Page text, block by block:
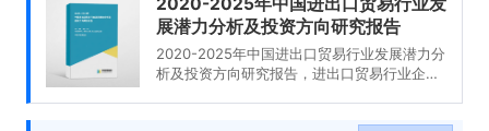
展潜力分析及投资方向研究报告
2020-2025年中国进出口贸易行业发展潜力分
析及投资方向研究报告，进出口贸易行业企业